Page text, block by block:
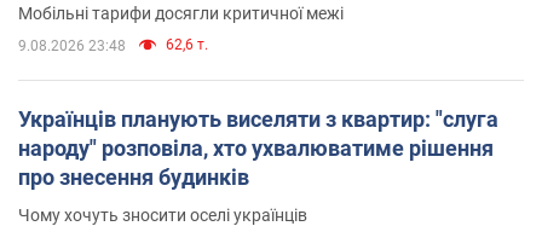
Мобільні тарифи досягли критичної межі
9.08.2026 23:48 62,6 т.
Українців планують виселяти з квартир: "слуга
народу" розповіла, хто ухвалюватиме рішення
про знесення будинків
Чому хочуть зносити оселі українців